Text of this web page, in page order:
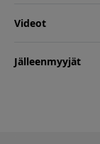
Videot
Jälleenmyyjät